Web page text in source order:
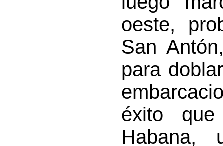
oeste,
San
para
éxito